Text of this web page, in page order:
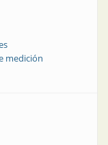
medición
Consideraciones de